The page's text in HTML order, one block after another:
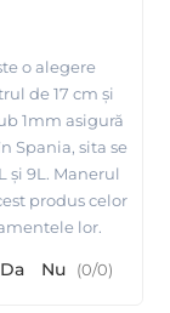
o alegere
de 17 cm și
1mm asigură
Spania, sita se
și 9L. Manerul
produs celor
lor.
Da Nu (0/0)